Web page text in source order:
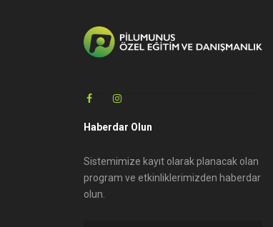
Haberdar Olun
Sistemimize kayıt olarak planacak olan
program ve etkinliklerimizden haberdar
olun.